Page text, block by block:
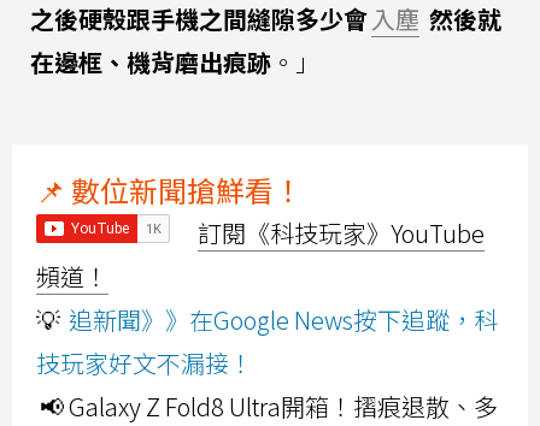
之後硬殼跟手機之間縫隙多少會 入塵 然後就
在邊框、機背磨出痕跡 。」
📌 數位新聞搶鮮看！
訂閱《科技玩家》YouTube
頻道！
💡 追新聞》》在Google News按下追蹤，科
技玩家好文不漏接！
📢 Galaxy Z Fold8 Ultra開箱！摺痕退散、多